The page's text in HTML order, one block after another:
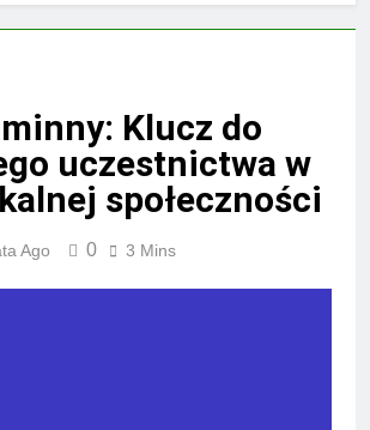
Klucz do
uczestnictwa w
społeczności
Ago 0 3 Mins